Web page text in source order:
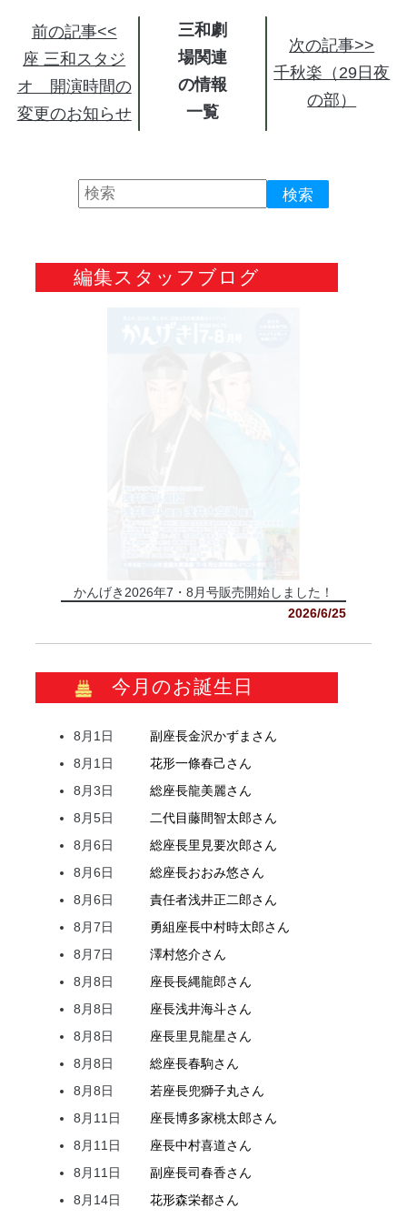
前の記事<<
座 三和スタジ
オ 開演時間の
変更のお知らせ
三和劇
場関連
の情報
次の記事>>
千秋楽（29日夜
の部）
編集スタッフブログ
かんげき2026年7・8月号販売開始しました！
2026/6/25
今月のお誕生日
8月1日 副座長金沢かずま さん
8月1日
花形一條春己さん
8月3日
総座長龍美麗さん
8月5日
二代目藤間智太郎さん
8月6日
総座長里見要次郎さん
8月6日
総座長おおみ悠さん
8月6日
責任者浅井正二郎さん
8月7日
勇組座長中村時太郎さん
8月7日
澤村悠介さん
8月8日
座長長縄龍郎さん
8月8日
座長浅井海斗さん
8月8日
座長里見龍星さん
8月8日
総座長春駒さん
8月8日
若座長兜獅子丸さん
8月11日
座長博多家桃太郎さん
8月11日
座長中村喜道さん
8月11日
副座長司春香さん
8月14日
花形森栄都さん